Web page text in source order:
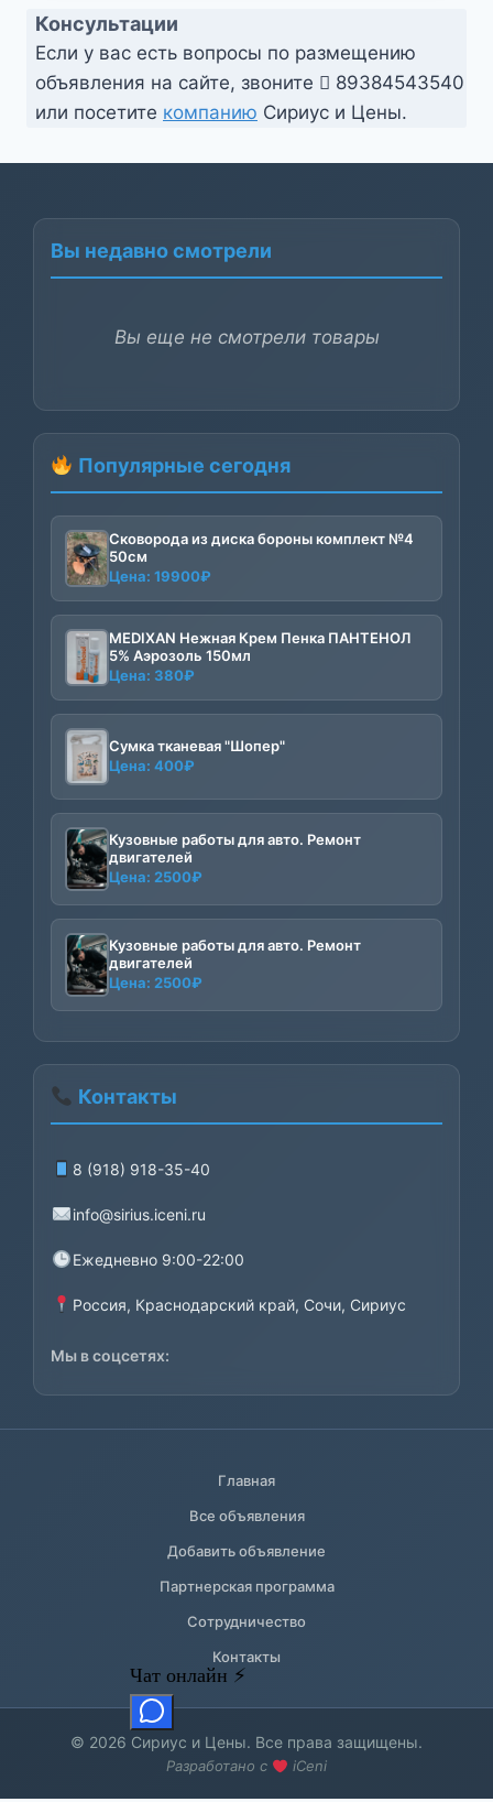
Консультации
Если у вас есть вопросы по размещению
объявления на сайте, звоните
89384543540
или посетите компанию Сириус и Цены.
Вы недавно смотрели
Вы еще не смотрели товары
Популярные сегодня
Сковорода из диска бороны комплект №4
50см
Цена: 19900₽
MEDIXAN Нежная Крем Пенка ПАНТЕНОЛ
5% Аэрозоль 150мл
Цена: 380₽
Сумка тканевая "Шопер"
Цена: 400₽
Кузовные работы для авто. Ремонт
двигателей
Цена: 2500₽
Кузовные работы для авто. Ремонт
двигателей
Цена: 2500₽
Контакты
8 (918) 918-35-40
info@sirius.iceni.ru
Ежедневно 9:00-22:00
Россия, Краснодарский край, Сочи, Сириус
Мы в соцсетях:
Главная
Все объявления
Добавить объявление
Партнерская программа
Сотрудничество
Контакты
© 2026 Сириус и Цены. Все права защищены.
Разработано с iCeni